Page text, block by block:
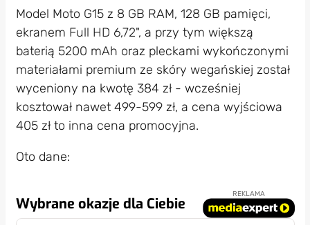
Model Moto G15 z 8 GB RAM, 128 GB pamięci,
ekranem Full HD 6,72", a przy tym większą
baterią 5200 mAh oraz pleckami wykończonymi
materiałami premium ze skóry wegańskiej został
wyceniony na kwotę 384 zł - wcześniej
kosztował nawet 499-599 zł, a cena wyjściowa
405 zł to inna cena promocyjna.
Oto dane:
Wybrane okazje dla Ciebie
REKLAMA